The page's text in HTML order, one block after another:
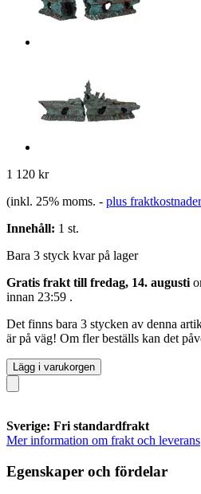
1 120 kr
(inkl. 25% moms. - plus fraktkostnader
Innehåll: 1 st.
Bara 3 styck kvar på lager
Gratis frakt till fredag, 14. augusti
innan 23:59 .
Det finns bara 3 stycken av denna
är på väg! Om fler beställs kan det
Lägg i varukorgen
Sverige: Fri standardfrakt
Mer information om frakt och leverans
Egenskaper och fördelar